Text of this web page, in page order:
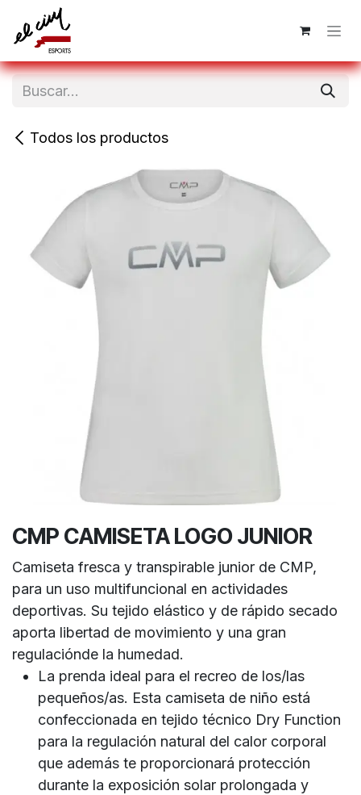
Ir al contenido
Todos los productos
CMP CAMISETA LOGO JUNIOR
Camiseta fresca y transpirable junior de CMP,
para un uso multifuncional en actividades
deportivas. Su tejido elástico y de rápido secado
aporta libertad de movimiento y una gran
regulaciónde la humedad.
La prenda ideal para el recreo de los/las
pequeños/as. Esta camiseta de niño está
confeccionada en tejido técnico Dry Function
para la regulación natural del calor corporal
que además te proporcionará protección
durante la exposición solar prolongada y